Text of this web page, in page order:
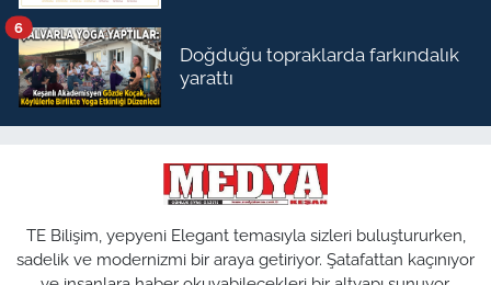
Doğduğu topraklarda farkındalık
yarattı
6
TE Bilişim, yepyeni Elegant temasıyla sizleri buluştururken,
sadelik ve modernizmi bir araya getiriyor. Şatafattan kaçınıyor